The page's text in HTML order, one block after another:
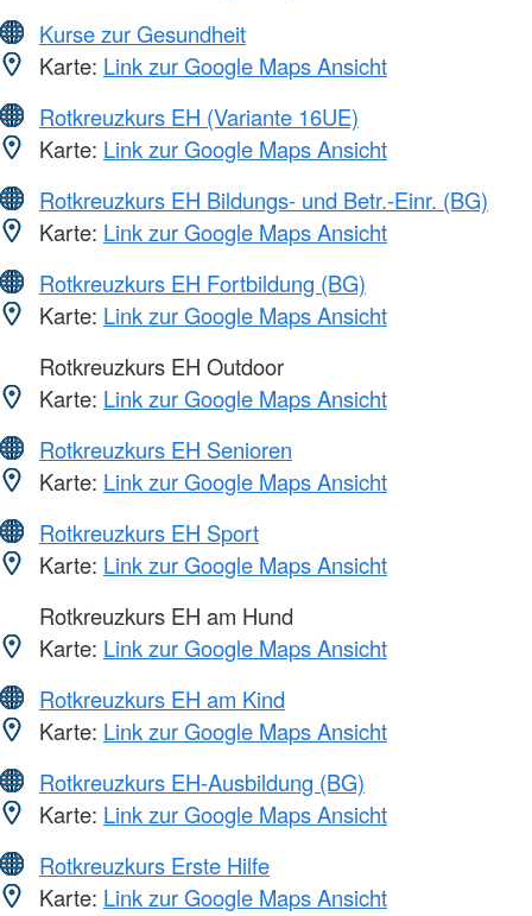
Kurse zur Gesundheit
Karte: Link zur Google Maps Ansicht
Rotkreuzkurs EH (Variante 16UE)
Karte: Link zur Google Maps Ansicht
Rotkreuzkurs EH Bildungs- und Betr.-Einr. (BG)
Karte: Link zur Google Maps Ansicht
Rotkreuzkurs EH Fortbildung (BG)
Karte: Link zur Google Maps Ansicht
Rotkreuzkurs EH Outdoor
Karte: Link zur Google Maps Ansicht
Rotkreuzkurs EH Senioren
Karte: Link zur Google Maps Ansicht
Rotkreuzkurs EH Sport
Karte: Link zur Google Maps Ansicht
Rotkreuzkurs EH am Hund
Karte: Link zur Google Maps Ansicht
Rotkreuzkurs EH am Kind
Karte: Link zur Google Maps Ansicht
Rotkreuzkurs EH-Ausbildung (BG)
Karte: Link zur Google Maps Ansicht
Rotkreuzkurs Erste Hilfe
Karte: Link zur Google Maps Ansicht